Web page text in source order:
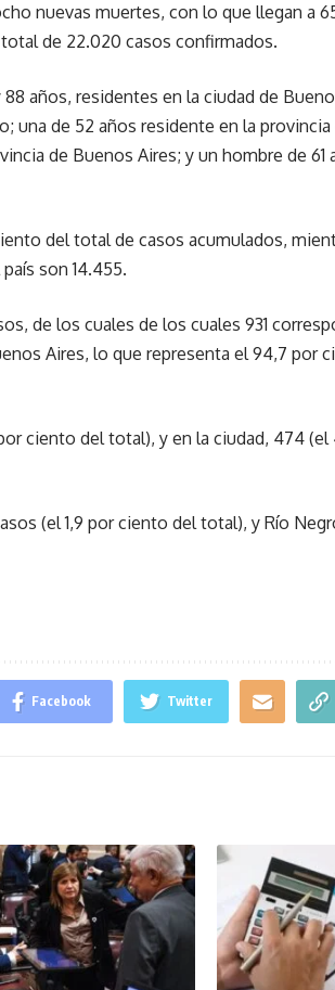
nuevas muertes, con lo que llegan a
de 22.020 casos confirmados.
años, residentes en la ciudad de
una de 52 años residente en la provincia
de Buenos Aires; y un hombre de 61
del total de casos acumulados,
son 14.455.
de los cuales de los cuales 931
Aires, lo que representa el 94,7 por
ciento del total), y en la ciudad, 474 (el
(el 1,9 por ciento del total), y Río
Facebook Twitter